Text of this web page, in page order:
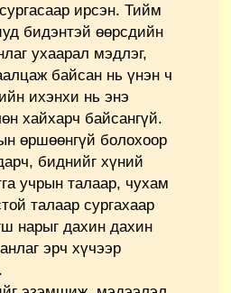
ирсэн. Тийм
бидэнтэй өөрсдийн
ухаарал мэдлэг,
байсан нь үнэн ч
ихэнхи нь энэ
хайхарч байсангүй.
өршөөнгүй болохоор
биднийг хүний
учрын талаар, чухам
талаар сургахаар
нарыг дахин дахин
эрч хүчээр